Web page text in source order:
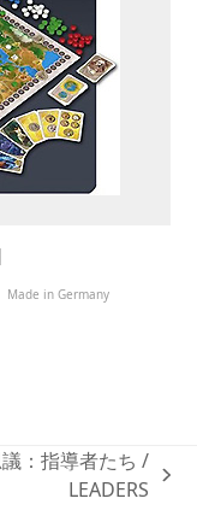
Made in Germany
：指導者たち /
LEADERS